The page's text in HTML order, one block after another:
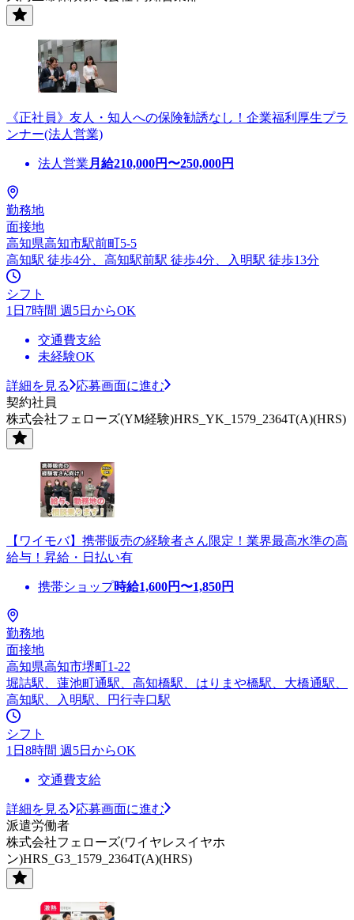
《正社員》友人・知人への保険勧誘なし！企業福利厚生プラ
ンナー(法人営業)
法人営業 月給210,000円〜250,000円
勤務地
面接地
高知県高知市駅前町5-5
高知駅 徒歩4分、高知駅前駅 徒歩4分、入明駅 徒歩13分
シフト
1日7時間 週5日からOK
交通費支給
未経験OK
詳細を見る
応募画面に進む
契約社員
株式会社フェローズ(YM経験)HRS_YK_1579_2364T(A)(HRS)
【ワイモバ】携帯販売の経験者さん限定！業界最高水準の高
給与！昇給・日払い有
携帯ショップ時給1,600円〜1,850円
勤務地
面接地
高知県高知市堺町1-22
堀詰駅、蓮池町通駅、高知橋駅、はりまや橋駅、大橋通駅、
高知駅、入明駅、円行寺口駅
シフト
1日8時間 週5日からOK
交通費支給
詳細を見る
応募画面に進む
派遣労働者
株式会社フェローズ(ワイヤレスイヤホ
ン)HRS_G3_1579_2364T(A)(HRS)